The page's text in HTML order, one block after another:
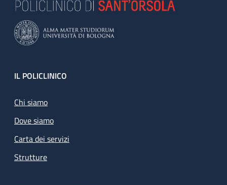
Footer
IL POLICLINICO
Chi siamo
Dove siamo
Carta dei servizi
Strutture